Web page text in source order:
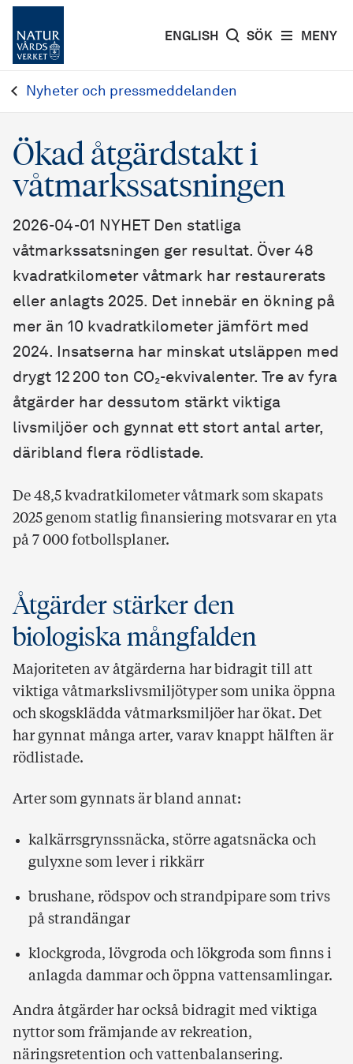
MENY
ENGLISH SÖK
Nyheter och pressmeddelanden
Ökad åtgärdstakt i
våtmarkssatsningen
2026-04-01 NYHET Den statliga
våtmarkssatsningen ger resultat. Över 48
kvadratkilometer våtmark har restaurerats
eller anlagts 2025. Det innebär en ökning på
mer än 10 kvadratkilometer jämfört med
2024. Insatserna har minskat utsläppen med
drygt 12 200 ton CO₂-ekvivalenter. Tre av fyra
åtgärder har dessutom stärkt viktiga
livsmiljöer och gynnat ett stort antal arter,
däribland flera rödlistade.
De 48,5 kvadratkilometer våtmark som skapats
2025 genom statlig finansiering motsvarar en yta
på 7 000 fotbollsplaner.
Åtgärder stärker den
biologiska mångfalden
Majoriteten av åtgärderna har bidragit till att
viktiga våtmarkslivsmiljötyper som unika öppna
och skogsklädda våtmarksmiljöer har ökat. Det
har gynnat många arter, varav knappt hälften är
rödlistade.
Arter som gynnats är bland annat:
kalkärrsgrynssnäcka, större agatsnäcka och
gulyxne som lever i rikkärr
brushane, rödspov och strandpipare som trivs
på strandängar
klockgroda, lövgroda och lökgroda som finns i
anlagda dammar och öppna vattensamlingar.
Andra åtgärder har också bidragit med viktiga
nyttor som främjande av rekreation,
näringsretention och vattenbalansering.